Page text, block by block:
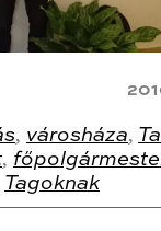
, városháza,
,
Tagoknak